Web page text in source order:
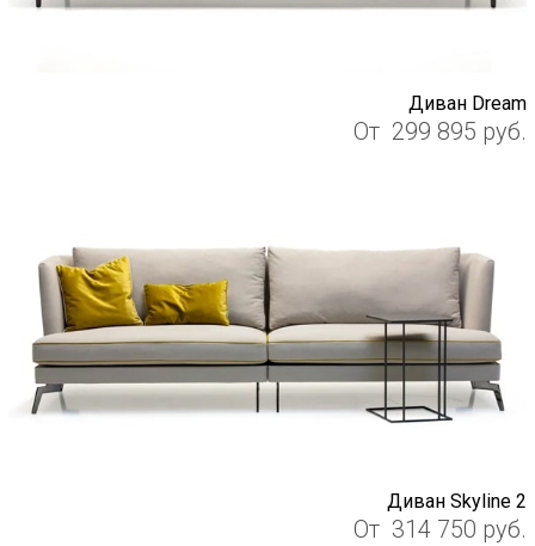
Диван Dream
От 299 895 руб.
Диван Skyline 2
От 314 750 руб.